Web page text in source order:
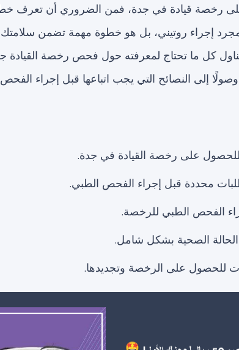
رخصة قيادة في جدة، فمن الضروري أن تعرف
إجراء روتيني، بل هو خطوة مهمة تضمن سلامتك
كل ما تحتاج لمعرفته حول فحص رخصة القيادة
إلى النصائح التي يجب اتباعها قبل إجراء
على رخصة القيادة في جدة.
محددة قبل إجراء الفحص الطبي.
الفحص الطبي للرخصة.
الصحية بشكل شامل.
للحصول على الرخصة وتجديدها.